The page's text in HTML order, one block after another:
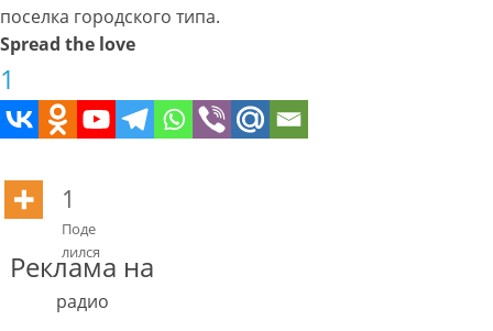
поселка городского типа.
Spread the love
1
1
Поде
лился
Реклама на
радио